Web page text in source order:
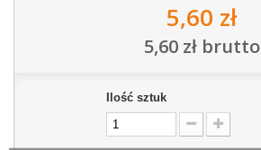
5,60 zł
5,60 złbrutto
Ilość sztuk